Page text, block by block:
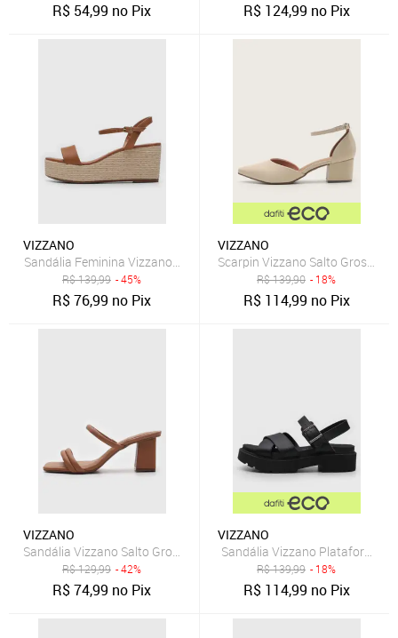
R$ 54,99 no Pix R$ 124,99 no Pix
VIZZANO
Sandália Feminina Vizzano Salto Anabela Texturizado Caramelo
R$139,99 - 45%
R$76,99 no Pix
VIZZANO
Scarpin Vizzano Salto Grosso
R$139,90 - 18%
R$ 114,99 no Pix
VIZZANO
Sandália Vizzano Salto Grosso Caramelo
R$129,99 - 42%
R$74,99 no Pix
VIZZANO
Sandália Vizzano Plataforma
R$139,99 - 18%
R$ 114,99 no Pix